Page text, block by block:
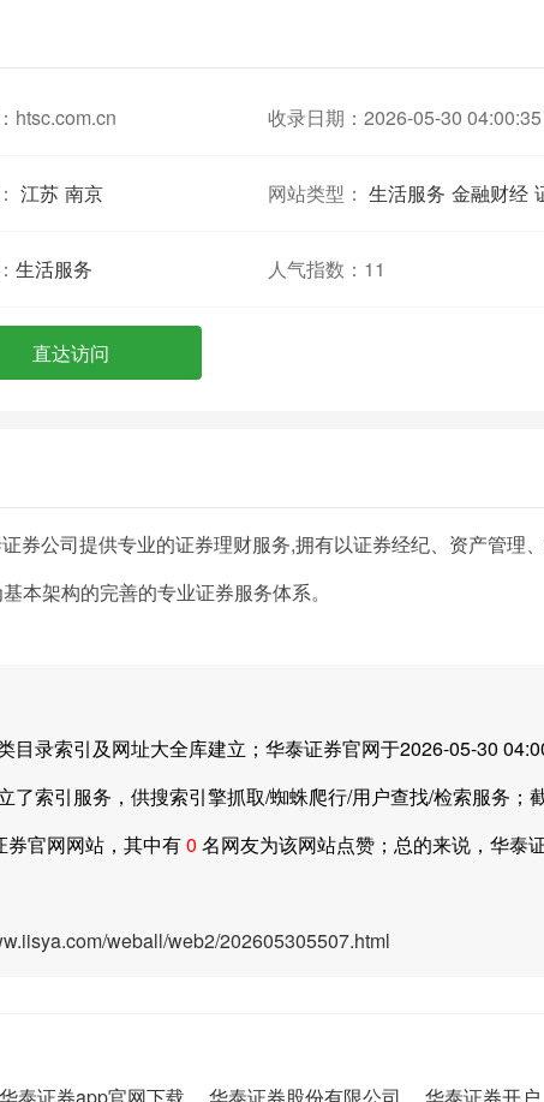
htsc.com.cn 收录日期：2026-05-30 04:00:35
江苏 南京 网站类型： 生活服务 金融财经
生活服务 人气指数： 11
直达访问
券公司提供专业的证券理财服务,拥有以证券经纪、资产管理
本架构的完善的专业证券服务体系。
录索引及网址大全库建立；华泰证券官网于2026-05-30
了索引服务，供搜索引擎抓取/蜘蛛爬行/用户查找/检索服务；
官网网站，其中有0 名网友为该网站点赞；总的来说，华泰
weball/web2/202605305507.html